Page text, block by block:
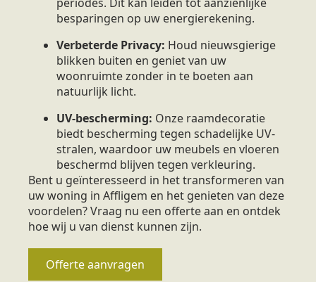
besparingen op uw energierekening.
Verbeterde Privacy: Houd nieuwsgierige
blikken buiten en geniet van uw
woonruimte zonder in te boeten aan
natuurlijk licht.
UV-bescherming: Onze raamdecoratie
biedt bescherming tegen schadelijke UV-
stralen, waardoor uw meubels en vloeren
beschermd blijven tegen verkleuring.
Bent u geïnteresseerd in het transformeren van
uw woning in Affligem en het genieten van deze
voordelen? Vraag nu een offerte aan en ontdek
hoe wij u van dienst kunnen zijn.
Offerte aanvragen